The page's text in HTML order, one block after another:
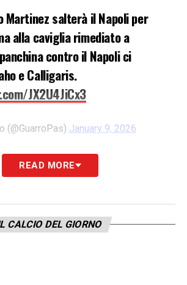
Martinez salterà il Napoli per
alla caviglia rimediato a
contro il Napoli ci
e Calligaris.
JX2U4JiCx3
(@GuarroPas) January 9, 2026
Pepo Martinez salterà il
problema alla caviglia
Taho e Calligaris
READ MORE
CALCIO DEL GIORNO